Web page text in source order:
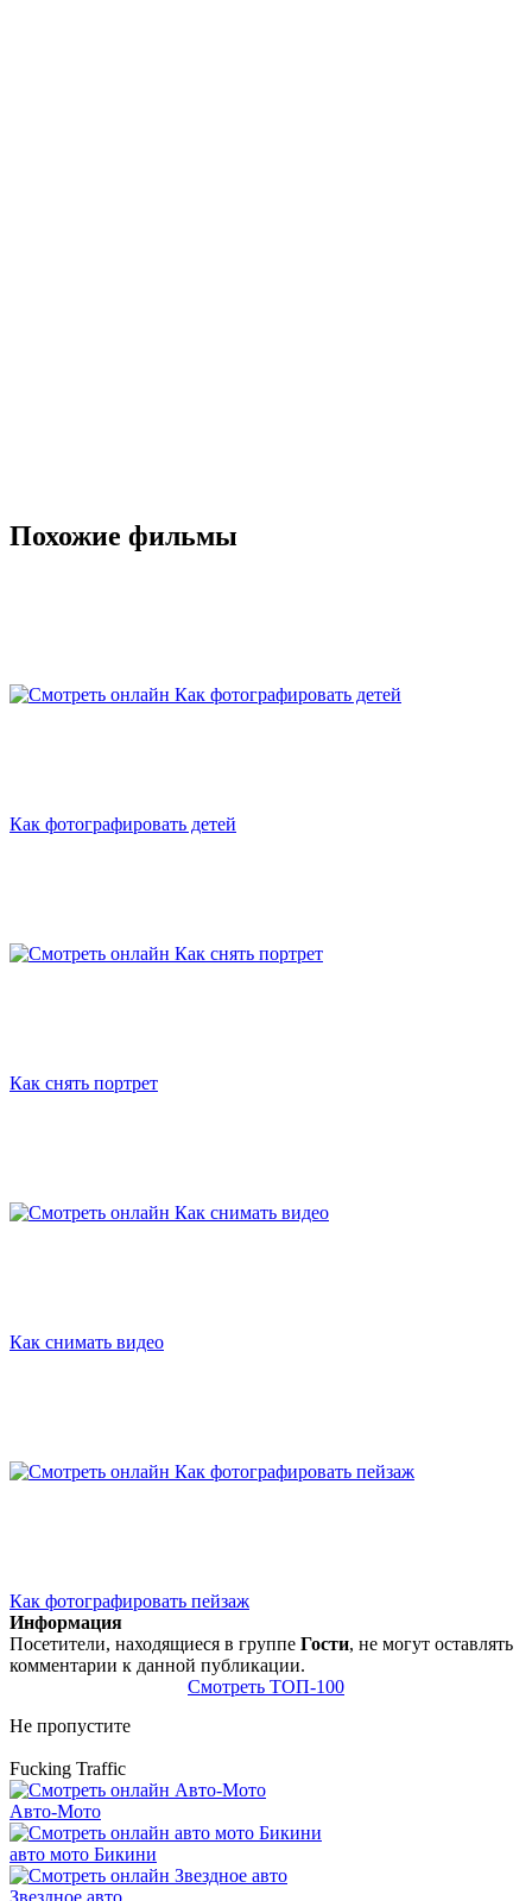
Похожие фильмы
Как фотографировать детей
Как снять портрет
Как снимать видео
Как фотографировать пейзаж
Информация
Посетители, находящиеся в группе Гости, не могут оставлять
комментарии к данной публикации.
Смотреть ТОП-100
Не пропустите
Fucking Traffic
Авто-Мото
авто мото Бикини
Звездное авто